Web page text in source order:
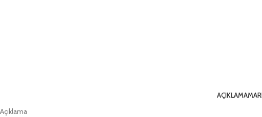
AÇIKLAMA
Açıklama